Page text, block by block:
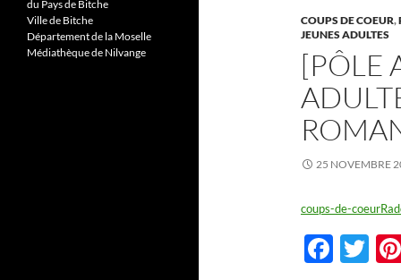
COUPS DE COEUR,
JEUNES ADULTES
[PÔLE
25 NOVEMBRE
coups-de-
F
T
du Pays de Bitche
Ville de Bitche
Département de la Moselle
Médiathèque de Nilvange